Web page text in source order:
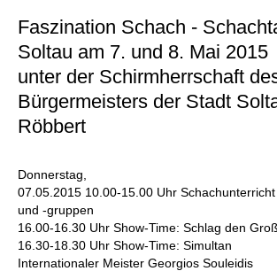
Faszination Schach -
Soltau am 7. und 8. Mai 2015
unter der Schirmherrschaft
Bürgermeisters der Stadt
Röbbert
Donnerstag,
07.05.2015 10.00-15.00 Uhr
und -gruppen
16.00-16.30 Uhr Show-Time: Schlag den
16.30-18.30 Uhr Show-Time: Simultan
Internationaler Meister Georgios Souleidis